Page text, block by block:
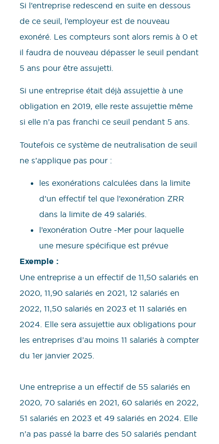
Si l’entreprise redescend en suite en dessous
de ce seuil, l’employeur est de nouveau
exonéré. Les compteurs sont alors remis à 0 et
il faudra de nouveau dépasser le seuil pendant
5 ans pour être assujetti.
Si une entreprise était déjà assujettie à une
obligation en 2019, elle reste assujettie même
si elle n’a pas franchi ce seuil pendant 5 ans.
Toutefois ce système de neutralisation de seuil
ne s’applique pas pour :
les exonérations calculées dans la limite
d’un effectif tel que l’exonération ZRR
dans la limite de 49 salariés.
l’exonération Outre -Mer pour laquelle
une mesure spécifique est prévue
Exemple :
Une entreprise a un effectif de 11,50 salariés en
2020, 11,90 salariés en 2021, 12 salariés en
2022, 11,50 salariés en 2023 et 11 salariés en
2024. Elle sera assujettie aux obligations pour
les entreprises d’au moins 11 salariés à compter
du 1er janvier 2025.
Une entreprise a un effectif de 55 salariés en
2020, 70 salariés en 2021, 60 salariés en 2022,
51 salariés en 2023 et 49 salariés en 2024. Elle
n’a pas passé la barre des 50 salariés pendant